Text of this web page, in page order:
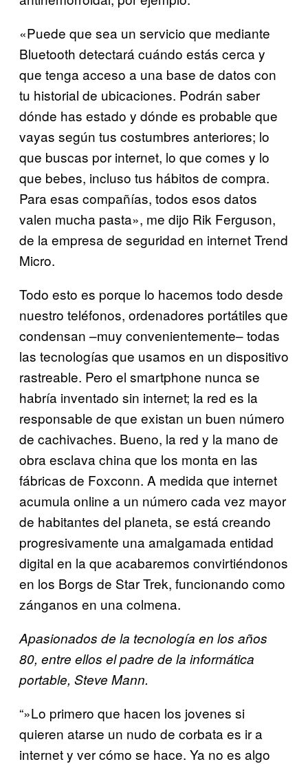
«Puede que sea un servicio que mediante
Bluetooth detectará cuándo estás cerca y
que tenga acceso a una base de datos con
tu historial de ubicaciones. Podrán saber
dónde has estado y dónde es probable que
vayas según tus costumbres anteriores; lo
que buscas por internet, lo que comes y lo
que bebes, incluso tus hábitos de compra.
Para esas compañías, todos esos datos
valen mucha pasta», me dijo Rik Ferguson,
de la empresa de seguridad en internet Trend
Micro.
Todo esto es porque lo hacemos todo desde
nuestro teléfonos, ordenadores portátiles que
condensan –muy convenientemente– todas
las tecnologías que usamos en un dispositivo
rastreable. Pero el smartphone nunca se
habría inventado sin internet; la red es la
responsable de que existan un buen número
de cachivaches. Bueno, la red y la mano de
obra esclava china que los monta en las
fábricas de Foxconn. A medida que internet
acumula online a un número cada vez mayor
de habitantes del planeta, se está creando
progresivamente una amalgamada entidad
digital en la que acabaremos convirtiéndonos
en los Borgs de Star Trek, funcionando como
zánganos en una colmena.
Apasionados de la tecnología en los años
80, entre ellos el padre de la informática
portable, Steve Mann.
“»Lo primero que hacen los jovenes si
quieren atarse un nudo de corbata es ir a
internet y ver cómo se hace. Ya no es algo